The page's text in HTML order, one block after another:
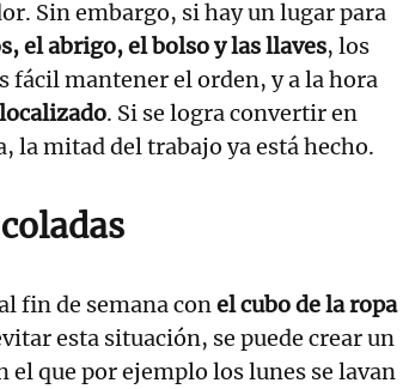
Sin embargo, si hay un lugar para
el abrigo, el bolso y las llaves, los
fácil mantener el orden, y a la hora
. Si se logra convertir en
la mitad del trabajo ya está hecho.
fin de semana conel cubo de la ropa
esta situación, se puede crear un
el que por ejemplo los lunes se lavan